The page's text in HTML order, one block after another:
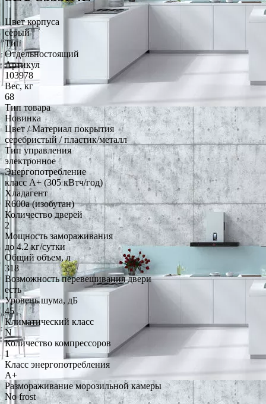
Цвет корпуса
серый
Тип
Отдельностоящий
Артикул
103978
Вес, кг
68
Тип товара
Новинка
Цвет / Материал покрытия
серебристый / пластик/металл
Тип управления
электронное
Энергопотребление
класс A+ (305 кВтч/год)
Хладагент
R600a (изобутан)
Количество дверей
2
Мощность замораживания
до 4.2 кг/cутки
Общий объем, л
318
Возможность перевешивания двери
есть
Уровень шума, дБ
45
Климатический класс
N
Количество компрессоров
1
Класс энергопотребления
A+
Размораживание морозильной камеры
No frost